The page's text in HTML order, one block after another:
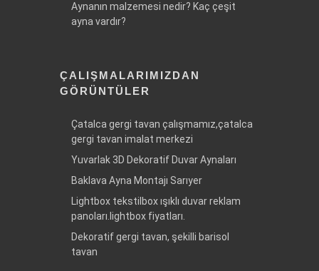
Aynanın malzemesi nedir? Kaç çeşit
ayna vardır?
ÇALIŞMALARIMIZDAN
GÖRÜNTÜLER
Çatalca gergi tavan çalışmamız,çatalca
gergi tavan imalat merkezi
Yuvarlak 3D Dekoratif Duvar Aynaları
Baklava Ayna Montajı Sarıyer
Lightbox tekstilbox ışıklı duvar reklam
panoları.lightbox fiyatları.
Dekoratif gergi tavan, şekilli barisol
tavan